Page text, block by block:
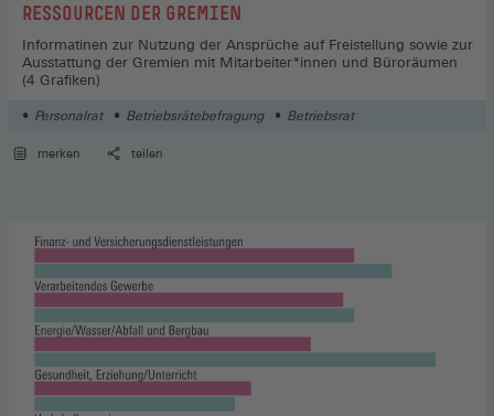
:RESSOURCEN DER GREMIEN
Informatinen zur Nutzung der Ansprüche auf Freistellung sowie zur
Ausstattung der Gremien mit Mitarbeiter*innen und Büroräumen
(4 Grafiken)
Personalrat Betriebsrätebefragung Betriebsrat
merken teilen